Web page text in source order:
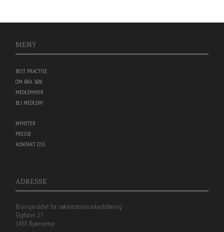
MENY
BEST PRACTISE
OM BRA SØK
MEDLEMMER
BLI MEDLEM!
NYHETER
PRESSE
KONTAKT OSS
ADRESSE
Bransjerådet for søkemotormarkedsføring
Elgfaret 27
1453 Bjørnemyr